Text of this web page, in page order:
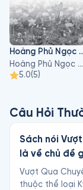
Hoàng Phủ
Hoàng Phủ Ngọc Tường
5.0(5)
Câu Hỏi
Sách nói
là về chủ đề
Vượt Qua
thuộc thể loại